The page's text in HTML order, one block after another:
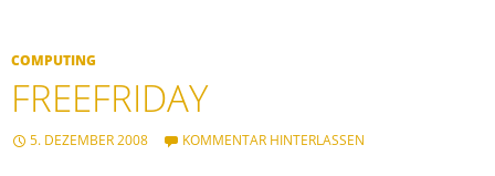
COMPUTING
FREEFRIDAY
5. DEZEMBER 2008 KOMMENTAR HINTERLASSEN